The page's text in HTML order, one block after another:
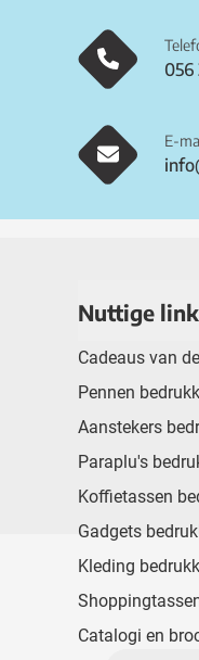
056
E-
Nuttige
Cadeaus van
Pennen
Aanstekers
Paraplu's
Koffietassen
Gadgets
Kleding
Catalogi en